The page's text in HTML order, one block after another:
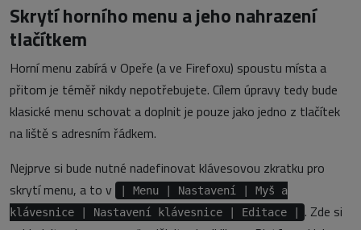
Skrytí horního menu a jeho nahrazení
tlačítkem
Horní menu zabírá v Opeře (a ve Firefoxu) spoustu místa a
přitom je téměř nikdy nepotřebujete. Cílem úpravy tedy bude
klasické menu schovat a doplnit je pouze jako jedno z tlačítek
na liště s adresním řádkem.
Nejprve si bude nutné nadefinovat klávesovou zkratku pro
skrytí menu, a to v
| Menu | Nastavení | Myš a
klávesnice | Nastavení klávesnice | Editace |
. Zde si